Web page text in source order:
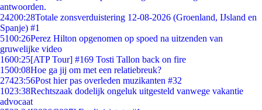
antwoorden.
24200:28Totale zonsverduistering 12-08-2026 (Groenland, IJsland en
Spanje) #1
5100:26Perez Hilton opgenomen op spoed na uitzenden van
gruwelijke video
1600:25[ATP Tour] #169 Tosti Tallon back on fire
1500:08Hoe ga jij om met een relatiebreuk?
27423:56Post hier pas overleden muzikanten #32
1023:38Rechtszaak dodelijk ongeluk uitgesteld vanwege vakantie
advocaat